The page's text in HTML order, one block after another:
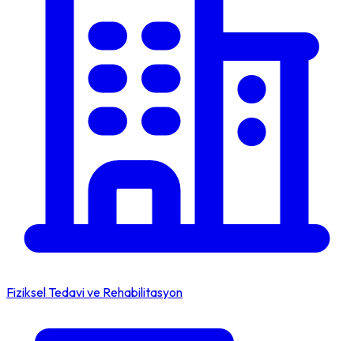
Fiziksel Tedavi ve Rehabilitasyon